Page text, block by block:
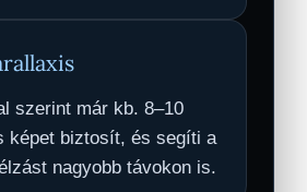
szerint már kb. 8–10
képet biztosít, és segíti a
nagyobb távokon is.